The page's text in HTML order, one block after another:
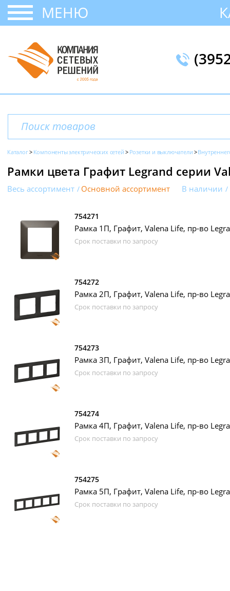
МЕНЮ
Каталог Компоненты электрических сетей Розетки и выключатели
Рамки цвета Графит Legrand серии
Весь ассортимент Основной ассортимент В наличии
754271
Рамка 1П, Графит, Valena Life, пр-во
Срок поставки по запросу
754272
Рамка 2П, Графит, Valena Life, пр-во
Срок поставки по запросу
754273
Рамка 3П, Графит, Valena Life, пр-во
Срок поставки по запросу
754274
Рамка 4П, Графит, Valena Life, пр-во
Срок поставки по запросу
754275
Рамка 5П, Графит, Valena Life, пр-во
Срок поставки по запросу